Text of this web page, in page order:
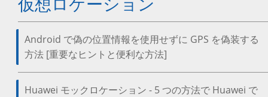
Android で偽の位置情報を使用せずに GPS を偽装する
方法 [重要なヒントと便利な方法]
Huawei モックロケーション - 5 つの方法で Huawei で